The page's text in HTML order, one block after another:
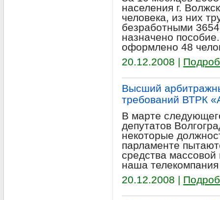
населения г.
человека, из них
безработными
назначено
оформлено 48
20.12.2008 |
Высший
требований ВТРК
В марте
депутатов
некоторые
парламенте
средства
наша
20.12.2008 |